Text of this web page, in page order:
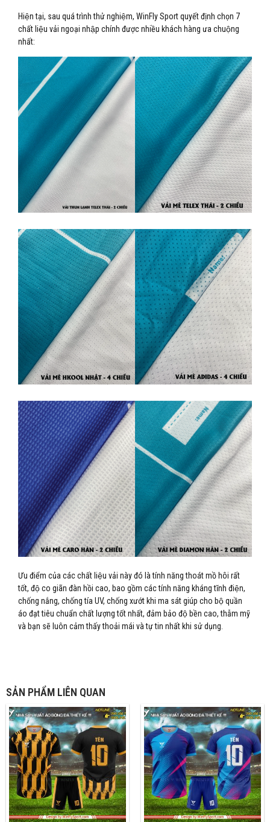
Hiện tại, sau quá trình thử nghiệm, WinFly Sport quyết định chọn 7
chất liệu vải ngoại nhập chính được nhiều khách hàng ưa chuộng
nhất:
Ưu điểm của các chất liệu vải này đó là tính năng thoát mồ hôi rất
tốt, độ co giãn đàn hồi cao, bao gồm các tính năng kháng tĩnh điện,
chống nắng, chống tía UV, chống xướt khi ma sát giúp cho bộ quần
áo đạt tiêu chuẩn chất lượng tốt nhất, đảm bảo độ bền cao, thẫm mỹ
và bạn sẽ luôn cảm thấy thoải mái và tự tin nhất khi sử dụng.
SẢN PHẨM LIÊN QUAN